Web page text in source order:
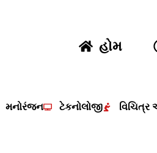
હોમ
મનોરંજન ટેકનોલોજી